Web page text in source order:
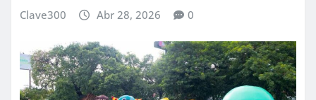
Clave300 Abr 28, 2026 0